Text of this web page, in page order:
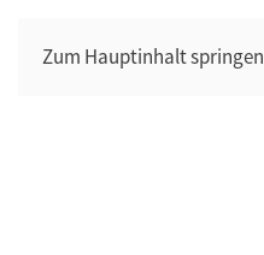
Zum Hauptinhalt springen